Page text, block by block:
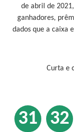
de abril de
ganhadores,
dados que a caixa
Curta e
31 32